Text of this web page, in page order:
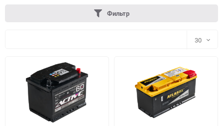
Фильтр
30
30
60